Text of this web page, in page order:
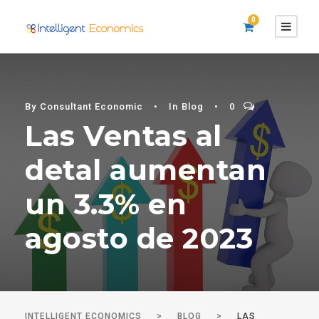
0
By Consultant Economic • In Blog • 0
Las Ventas al
detal aumentan
un 3.3% en
agosto de 2023
INTELLIGENT ECONOMICS > BLOG > LAS